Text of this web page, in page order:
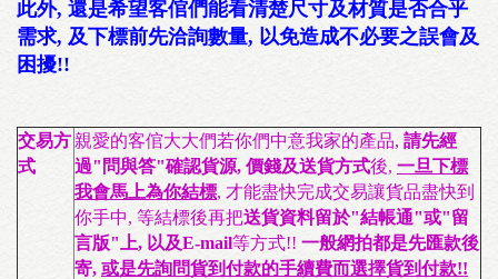
此外, 還是希望客倌們能看清楚尺寸及材質是否合乎
需求, 及下標前先洽詢數量, 以免造成不必要之誤會及
困擾!!
交易方
式
親愛的客倌大大們若你們中意我家的產品, 請先經
過"問與答"確認貨源, 價錢及送貨方式後, 一旦下標
我會馬上為你結標, 才能盡快完成交易讓貨品盡快到
你手中, 等結標後再把送貨資料留於"結帳通"或"留
言版"上, 以及E-mail等方式!! 一般網拍都是先匯款後
寄, 或是先詢問貨到付款的手續費而選擇貨到付款!!